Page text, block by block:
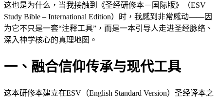
这也是为什么，当我接触到《圣经研修本－国际版》（ESV
Study Bible – International Edition）时，我感到非常感动——因
为它不只是一套“注释工具”，而是一本引导人走进圣经脉络、
深入神学核心的真理地图。
一、融合信仰传承与现代工具
这本研修本建立在ESV（English Standard Version）圣经译本之